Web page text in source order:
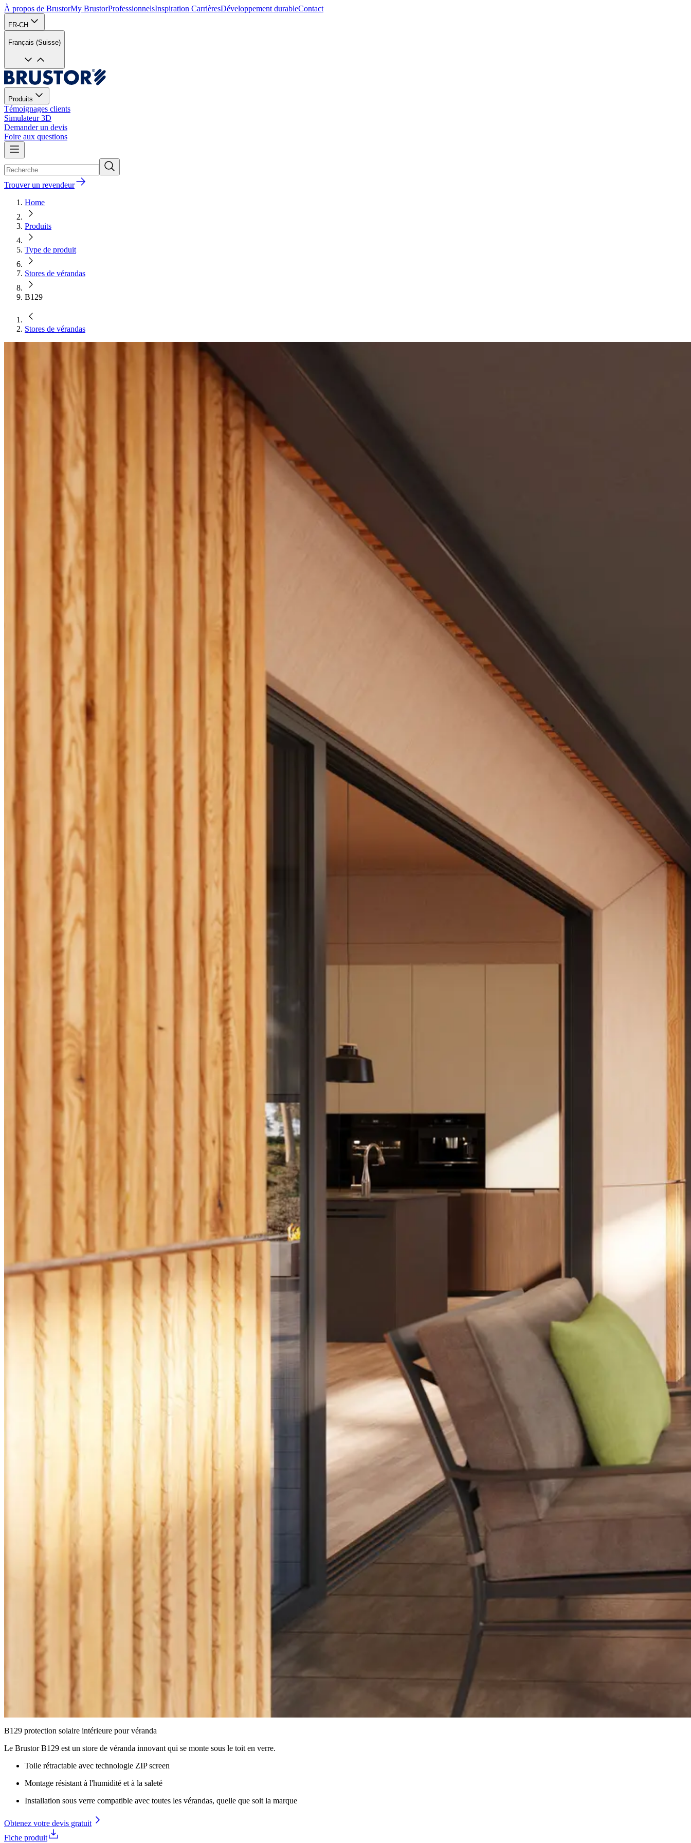
À propos de BrustorMy BrustorProfessionnelsInspiration CarrièresDéveloppement durableContact
FR-CH
Français (Suisse)
Produits
Témoignages clients
Simulateur 3D
Demander un devis
Foire aux questions
Trouver un revendeur
Home
Produits
Type de produit
Stores de vérandas
B129
Stores de vérandas
B129 protection solaire intérieure pour véranda
Le Brustor B129 est un store de véranda innovant qui se monte sous le toit en verre.
Toile rétractable avec technologie ZIP screen
Montage résistant à l'humidité et à la saleté
Installation sous verre compatible avec toutes les vérandas, quelle que soit la marque
Obtenez votre devis gratuit
Fiche produit